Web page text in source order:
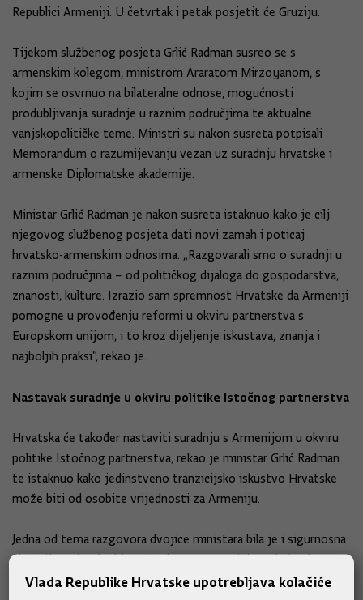
Republici Armeniji. U četvrtak i petak posjetit će Gruziju.
Tijekom službenog posjeta Grlić Radman susreo se s
armenskim kolegom, ministrom Araratom Mirzoyanom, s
kojim se osvrnuo na bilateralne odnose, mogućnosti
produbljivanja suradnje u raznim područjima te aktualne
vanjskopolitičke teme. Ministri su nakon susreta potpisali
Memorandum o razumijevanju vezan uz suradnju hrvatske i
armenske Diplomatske akademije.
Ministar Grlić Radman je nakon susreta istaknuo kako je cilj
njegovog službenog posjeta dati novi zamah i poticaj
hrvatsko-armenskim odnosima. „Razgovarali smo o suradnji u
raznim područjima – od političkog dijaloga do gospodarstva,
znanosti, kulture. Izrazio sam spremnost Hrvatske da Armeniji
pomogne u provođenju reformi u okviru partnerstva s
Europskom unijom, i to kroz dijeljenje iskustava, znanja i
najboljih praksi“, rekao je.
Nastavak suradnje u okviru politike Istočnog partnerstva
Hrvatska će također nastaviti suradnju s Armenijom u okviru
politike Istočnog partnerstva, rekao je ministar Grlić Radman
te istaknuo kako jedinstveno tranzicijsko iskustvo Hrvatske
može biti od osobite vrijednosti za Armeniju.
Jedna od tema razgovora dvojice ministara bila je i sigurnosna
situacija na istoku i jugoistoku Europe. Ministar je istaknuo
kako je pitanje mira i sigurnosti na Južnom Kavkazu od ključne
Vlada Republike Hrvatske upotrebljava kolačiće